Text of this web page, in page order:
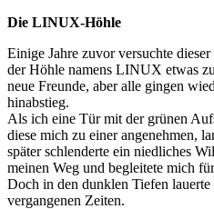
Die LINUX-Höhle
Einige Jahre zuvor versuchte
der Höhle namens LINUX etwas
neue Freunde, aber alle gingen
hinabstieg.
Als ich eine Tür mit der grünen
diese mich zu einer angenehmen,
später schlenderte ein niedliches
meinen Weg und begleitete mich
Doch in den dunklen Tiefen
vergangenen Zeiten.